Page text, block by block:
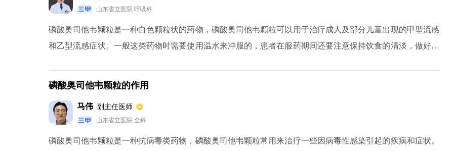
山东省立医院 呼吸科
磷酸奥司他韦颗粒是一种白色颗粒状的药物，磷酸奥司他韦颗粒可以用于治疗成人及部分儿童出现的甲型流感
和乙型流感症状。一般这类药物时需要使用温水来冲服的，患者在服药期间还要注意保持饮食的清淡，做好身
磷酸奥司他韦颗粒的作用
马伟 副主任医师
山东省立医院 全科
磷酸奥司他韦颗粒是一种抗病毒类药物，磷酸奥司他韦颗粒常用来治疗一些因病毒性感染引起的疾病和症状。